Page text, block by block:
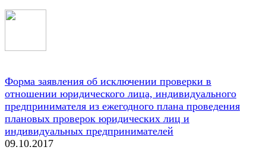
Форма заявления об исключении проверки в
отношении юридического лица, индивидуального
предпринимателя из ежегодного плана проведения
плановых проверок юридических лиц и
индивидуальных предпринимателей
09.10.2017